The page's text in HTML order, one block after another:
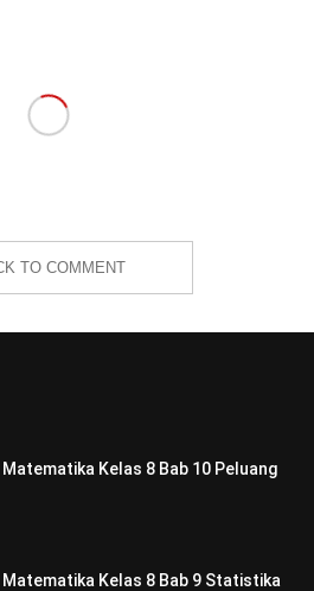
TO COMMENT
Kelas 8 Bab 10 Peluang
Kelas 8 Bab 9 Statistika